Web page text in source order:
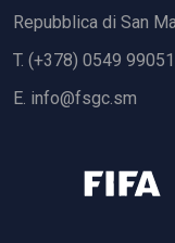
Repubblica di San
T. (+378) 0549
E. info@fsgc.sm